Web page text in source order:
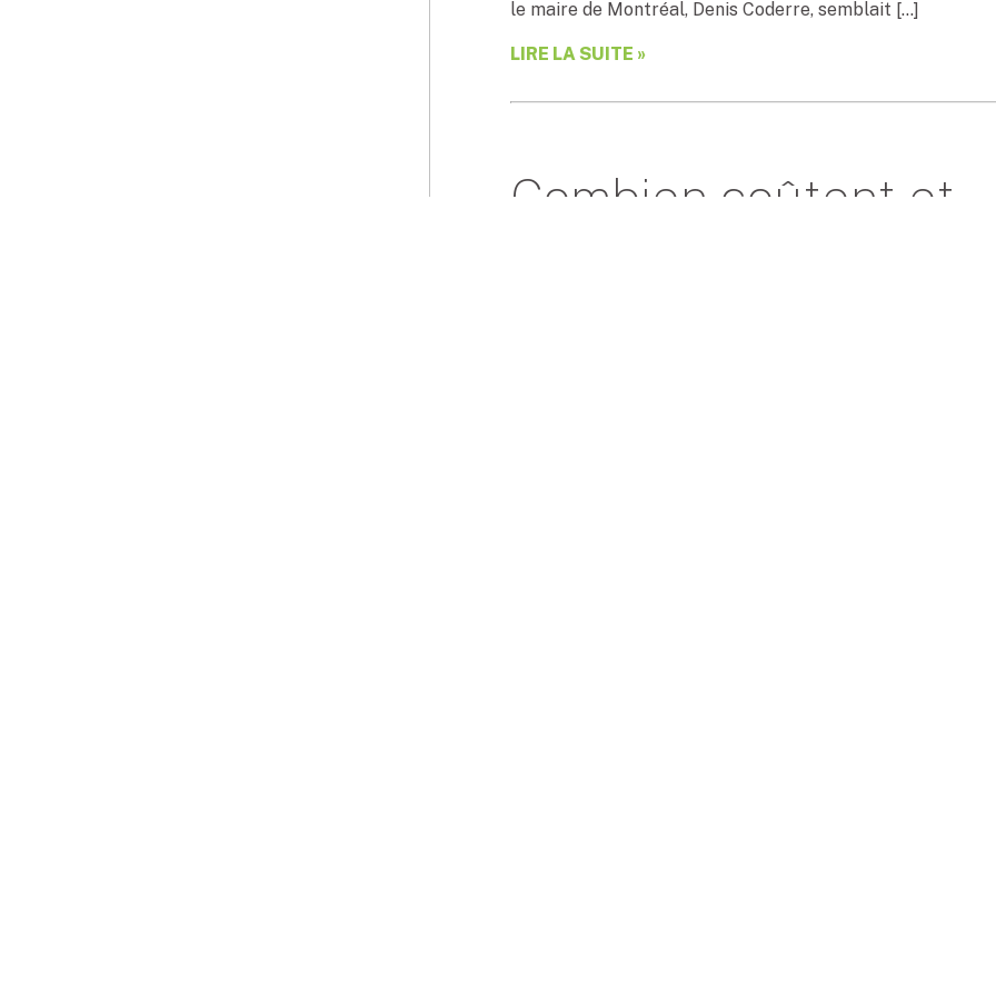
le maire de Montréal, Denis Coderre, semblait […]
LIRE LA SUITE »
Combien coûtent